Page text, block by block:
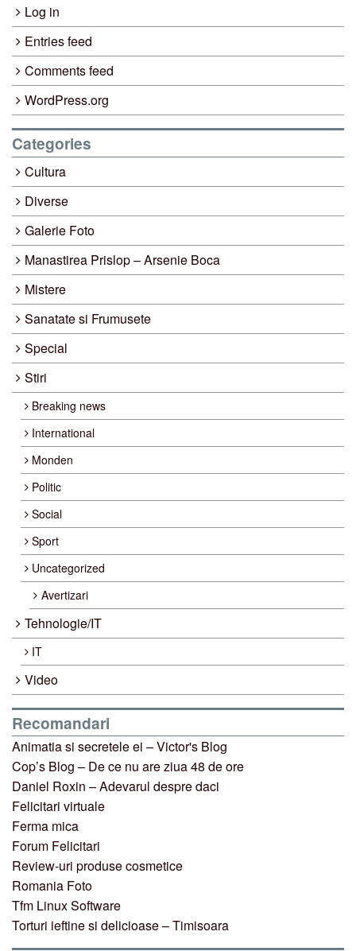
Log in
Entries feed
Comments feed
WordPress.org
Categories
Cultura
Diverse
Galerie Foto
Manastirea Prislop – Arsenie Boca
Mistere
Sanatate si Frumusete
Special
Stiri
Breaking news
International
Monden
Politic
Social
Sport
Uncategorized
Avertizari
Tehnologie/IT
IT
Video
Recomandari
Animatia si secretele ei – Victor's Blog
Cop’s Blog – De ce nu are ziua 48 de ore
Daniel Roxin – Adevarul despre daci
Felicitari virtuale
Ferma mica
Forum Felicitari
Review-uri produse cosmetice
Romania Foto
Tfm Linux Software
Torturi ieftine si delicioase – Timisoara